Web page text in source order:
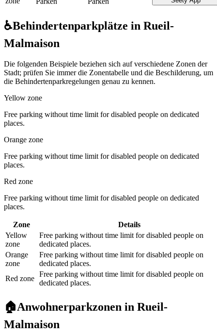
♿Behindertenparkplätze in Rueil-
Malmaison
Die folgenden Beispiele beziehen sich auf verschiedene Zonen der
Stadt; prüfen Sie immer die Zonentabelle und die Beschilderung, um
die Behindertenparkregelungen genau zu kennen.
Yellow zone
Free parking without time limit for disabled people on dedicated
places.
Orange zone
Free parking without time limit for disabled people on dedicated
places.
Red zone
Free parking without time limit for disabled people on dedicated
places.
Zone
Details
Yellow
zone
Free parking without time limit for disabled people on
dedicated places.
Orange
zone
Free parking without time limit for disabled people on
dedicated places.
Red zone
Free parking without time limit for disabled people on
dedicated places.
🏠Anwohnerparkzonen in Rueil-
Malmaison